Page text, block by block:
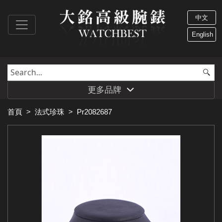
中文
English
更多品牌
首頁 > 法式珍珠 > Pr2082687